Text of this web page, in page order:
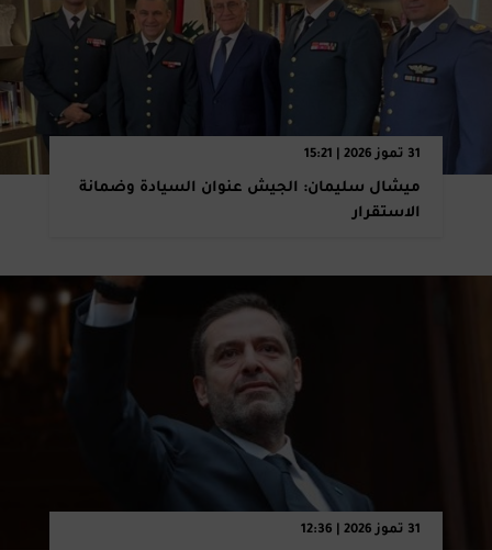
31 تموز 2026 | 15:21
ميشال سليمان: الجيش عنوان السيادة وضمانة
الاستقرار
31 تموز 2026 | 12:36